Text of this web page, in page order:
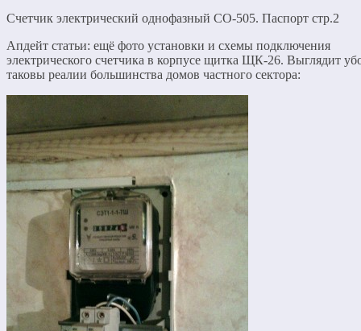
Счетчик электрический однофазный СО-505. Паспорт стр.2
Апдейт статьи: ещё фото установки и схемы подключения
электрического счетчика в корпусе щитка ЩК-26. Выглядит
таковы реалии большинства домов частного сектора: